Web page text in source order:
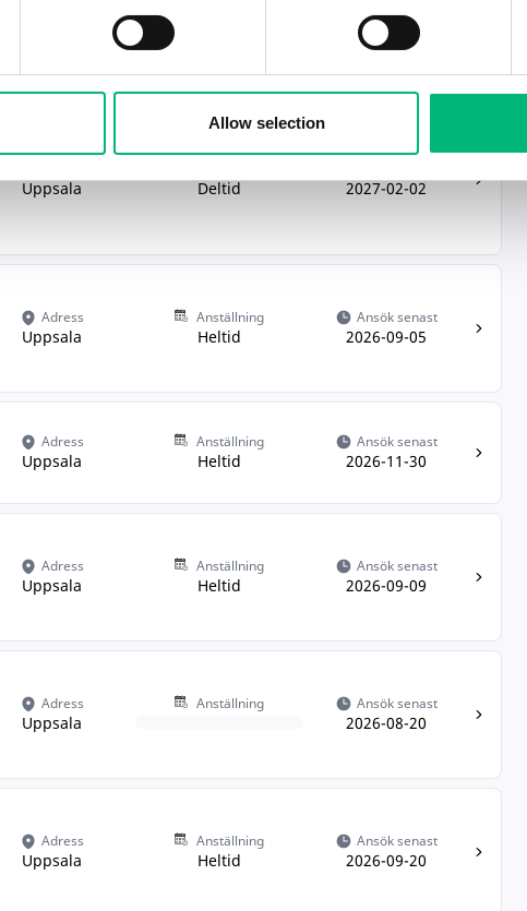
Allow selection
Ansök senast
2026-08-21
Uppsala Deltid 2027-02-02
Adress
Uppsala
Anställning
Heltid
Ansök senast
2026-09-05
Adress
Uppsala
Anställning
Heltid
Ansök senast
2026-11-30
Adress
Uppsala
Anställning
Heltid
Ansök senast
2026-09-09
Adress
Uppsala
Anställning Ansök senast
2026-08-20
Adress
Uppsala
Anställning
Heltid
Ansök senast
2026-09-20